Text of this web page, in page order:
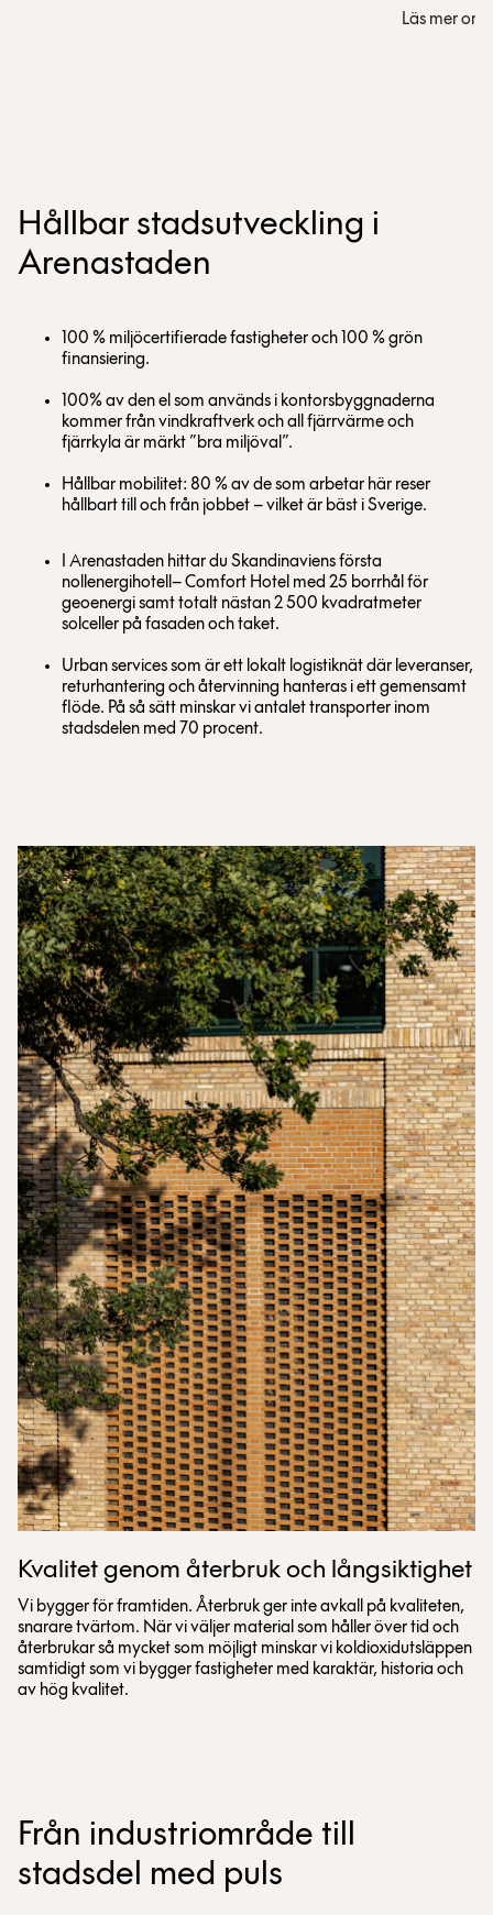
Läs mer
Hållbar stadsutveckling i
Arenastaden
100 % miljöcertifierade fastigheter och 100 % grön
finansiering.
100% av den el som används i kontorsbyggnaderna
kommer från vindkraftverk och all fjärrvärme och
fjärrkyla är märkt ”bra miljöval”.
Hållbar mobilitet: 80 % av de som arbetar här reser
hållbart till och från jobbet – vilket är bäst i Sverige.
I Arenastaden hittar du Skandinaviens första
nollenergihotell– Comfort Hotel med 25 borrhål för
geoenergi samt totalt nästan 2 500 kvadratmeter
solceller på fasaden och taket.
Urban services som är ett lokalt logistiknät där leveranser,
returhantering och återvinning hanteras i ett gemensamt
flöde. På så sätt minskar vi antalet transporter inom
stadsdelen med 70 procent.
Kvalitet genom återbruk och långsiktighet
Vi bygger för framtiden. Återbruk ger inte avkall på kvaliteten,
snarare tvärtom. När vi väljer material som håller över tid och
återbrukar så mycket som möjligt minskar vi koldioxidutsläppen
samtidigt som vi bygger fastigheter med karaktär, historia och
av hög kvalitet.
Från industriområde till
stadsdel med puls